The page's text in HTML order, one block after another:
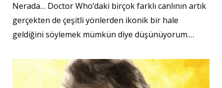
Nerada… Doctor Who’daki birçok farklı canlının artık
gerçekten de çeşitli yönlerden ikonik bir hale
geldiğini söylemek mümkün diye düşünüyorum.…